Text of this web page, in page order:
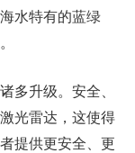
水特有的蓝绿
多升级。安全、
光雷达，这使得
提供更安全、更